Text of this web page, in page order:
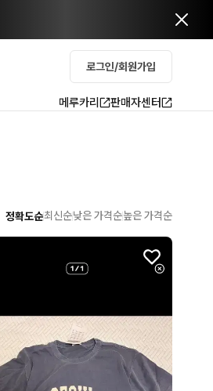
로그인/회원가입
메루카리 판매자센터
정확도순최신순낮은 가격순높은 가격순